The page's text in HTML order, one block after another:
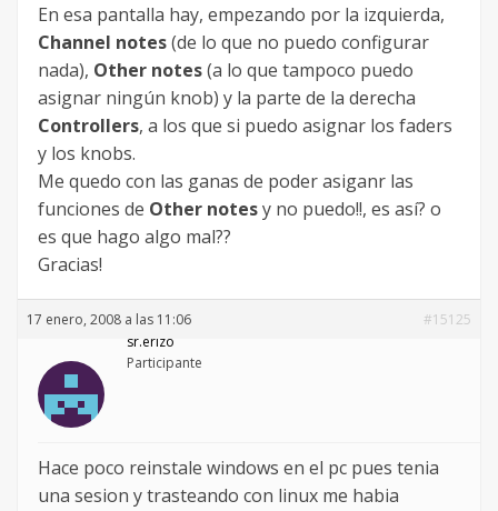
En esa pantalla hay, empezando por la izquierda,
Channel notes(de lo que no puedo configurar
nada), Other notes(a lo que tampoco puedo
asignar ningún knob) y la parte de la derecha
Controllers, a los que si puedo asignar los faders
y los knobs.
Me quedo con las ganas de poder asiganr las
funciones de Other notesy no puedo!!, es así? o
es que hago algo mal??
Gracias!
17 enero, 2008 a las 11:06
#15125
sr.erizo
Participante
Hace poco reinstale windows en el pc pues tenia
una sesion y trasteando con linux me habia